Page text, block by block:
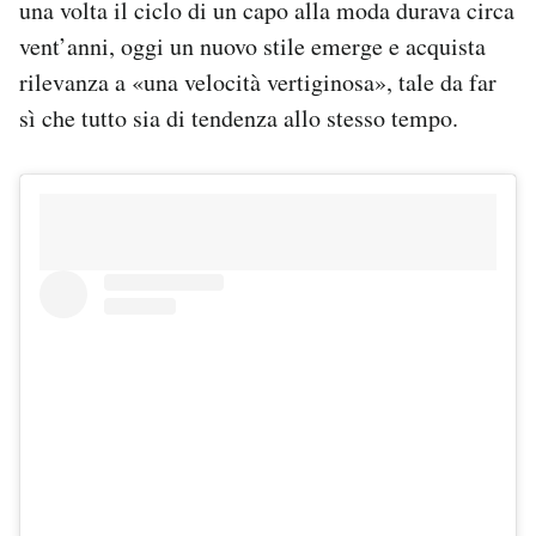
una volta il ciclo di un capo alla moda durava circa
vent’anni, oggi un nuovo stile emerge e acquista
rilevanza a «una velocità vertiginosa», tale da far
sì che tutto sia di tendenza allo stesso tempo.